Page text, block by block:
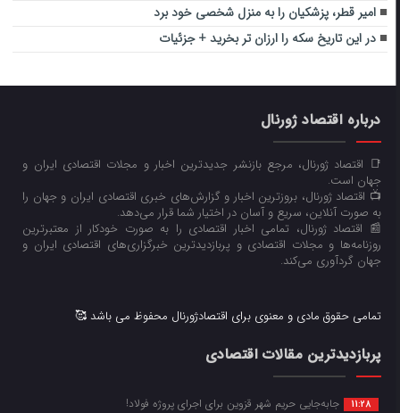
امیر قطر، پزشکیان را به منزل شخصی خود برد
در این تاریخ سکه را ارزان تر بخرید + جزئیات
درباره اقتصاد ژورنال
📑 اقتصاد ژورنال، مرجع بازنشر جدیدترین اخبار و مجلات اقتصادی ایران و
جهان است.
📺 اقتصاد ژورنال، بروزترین اخبار و گزارش‌های خبری اقتصادی ایران و جهان را
به صورت آنلاین، سریع و آسان در اختیار شما قرار می‌‌دهد.
📰 اقتصاد ژورنال، تمامی اخبار اقتصادی را به صورت خودکار از معتبرترین
روزنامه‌ها و مجلات اقتصادی و پربازدیدترین خبرگزاری‌های اقتصادی ایران و
جهان گردآوری می‌کند.
تمامی حقوق مادی و معنوی برای اقتصادژورنال محفوظ می باشد 🥰
پربازدیدترین مقالات اقتصادی
11:28 جابه‌جایی حریم شهر قزوین برای اجرای پروژه فولاد!